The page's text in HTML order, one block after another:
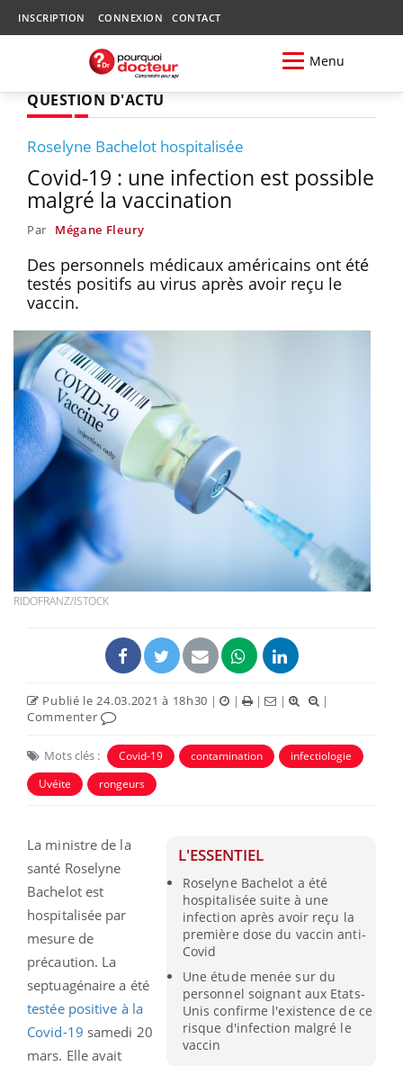
INSCRIPTION CONNEXION CONTACT
Menu
QUESTION D'ACTU
Roselyne Bachelot hospitalisée
Covid-19 : une infection est possible
malgré la vaccination
Par Mégane Fleury
Des personnels médicaux américains ont été
testés positifs au virus après avoir reçu le
vaccin.
RIDOFRANZ/ISTOCK
Publié le 24.03.2021 à 18h30 | | | |
|
Commenter
Mots clés : Covid-19 contamination
infectiologie
Uvéite
rongeurs
L'ESSENTIEL
Roselyne Bachelot a été
hospitalisée suite à une
infection après avoir reçu la
première dose du vaccin anti-
Covid
Une étude menée sur du
personnel soignant aux Etats-
Unis confirme l'existence de ce
risque d'infection malgré le
vaccin
La ministre de la
santé Roselyne
Bachelot est
hospitalisée par
mesure de
précaution. La
septuagénaire a été
testée positive à la
Covid-19 samedi 20
mars. Elle avait